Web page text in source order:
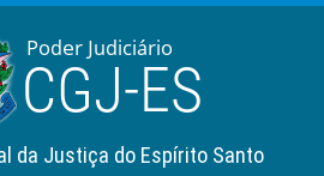
da Justiça do Espírito Santo